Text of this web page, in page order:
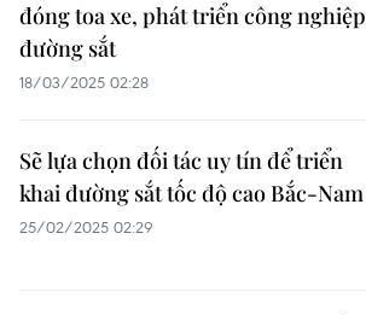
đóng toa xe, phát triển công nghiệp
đường sắt
18/03/2025 02:28
Sẽ lựa chọn đối tác uy tín để triển
khai đường sắt tốc độ cao Bắc-Nam
25/02/2025 02:29